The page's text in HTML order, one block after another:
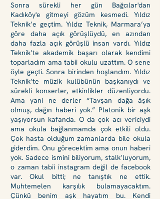
Sonra sürekli her gün Bağcılar'dan
Kadıköy'e gitmeyi gözüm kesmedi. Yıldız
Teknik’e geçtim. Yıldız Teknik, Marmara’ya
göre daha açık görüşlüydü, en azından
daha fazla açık görüşlü insan vardı. Yıldız
Teknik’te akademik başarı olarak kendimi
toparladım ama tabii okulu uzattım. O sene
öyle geçti. Sonra birinden hoşlandım. Yıldız
Teknik’te müzik kulübünün başkanıydı ve
sürekli konserler, etkinlikler düzenliyordu.
Ama yani ne derler “Tavşan dağa âşık
olmuş, dağın haberi yok.” Platonik bir aşk
yaşıyorsun kafanda. O da çok acı vericiydi
ama okula bağlanmamda çok etkili oldu.
Çok hasta olduğum zamanlarda bile okula
giderdim. Onu görecektim ama onun haberi
yok. Sadece ismini biliyorum, stalk’luyorum,
o zaman tabii instagram değil de facebook
var. Okul bitti; ne tanıştık ne ettik.
Muhtemelen karşılık bulamayacaktım.
Çünkü benim aşk hayatım bu. Kendi